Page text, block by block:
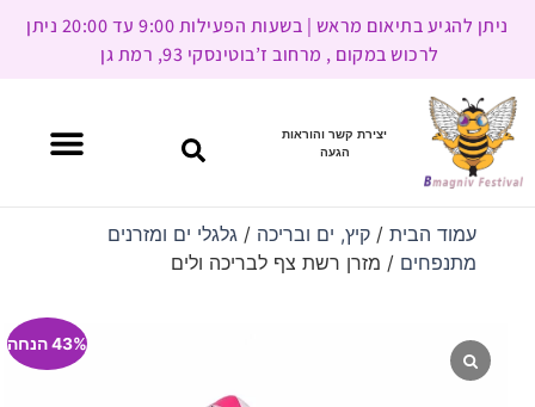
ניתן להגיע בתיאום מראש | בשעות הפעילות 9:00 עד 20:00 ניתן
לרכוש במקום , מרחוב ז’בוטינסקי 93, רמת גן
יצירת קשר והוראות
הגעה
עמוד הבית/ קיץ, ים ובריכה / גלגלי ים ומזרנים
מתנפחים / מזרן רשת צף לבריכה ולים
43% הנחה